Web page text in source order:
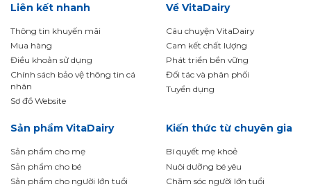
Liên kết nhanh
Thông tin khuyến mãi
Mua hàng
Điều khoản sử dụng
Chính sách bảo vệ thông tin cá
nhân
Sơ đồ Website
Về VitaDairy
Câu chuyện VitaDairy
Cam kết chất lượng
Phát triển bền vững
Đối tác và phân phối
Tuyển dụng
Sản phẩm VitaDairy
Sản phẩm cho mẹ
Sản phẩm cho bé
Sản phẩm cho người lớn tuổi
Kiến thức từ chuyên gia
Bí quyết mẹ khoẻ
Nuôi dưỡng bé yêu
Chăm sóc người lớn tuổi